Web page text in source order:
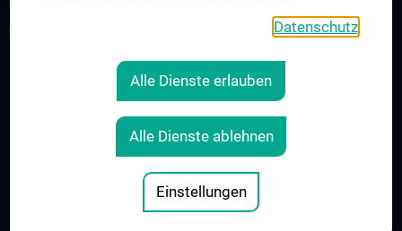
COOKIE-EINSTELLUNGEN
© 2026 Medizinische Universität Wien
Datenschutz
Alle Dienste erlauben
Alle Dienste ablehnen
Einstellungen